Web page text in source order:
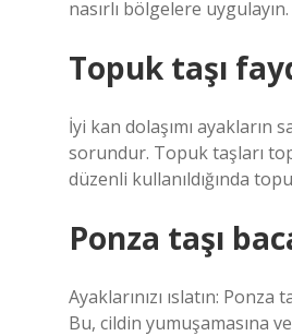
nasırlı bölgelere uygulayın.
Topuk taşı
İyi kan dolaşımı ayakların
sorundur. Topuk taşları
düzenli kullanıldığında
Ponza taşı
Ayaklarınızı ıslatın:
Bu, cildin yumuşamasına